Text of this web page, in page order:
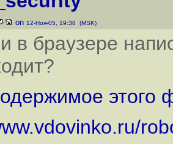
on 12-Ноя-05, 19:38 (MSK)
в браузере
этого